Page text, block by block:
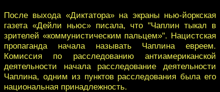
После выхода «Диктатора» на экраны нью-йоркская
газета «Дейли ньюс» писала, что "Чаплин тыкал в
зрителей «коммунистическим пальцем»". Нацистская
пропаганда начала называть Чаплина евреем.
Комиссия по расследованию антиамериканской
деятельности начала расследование деятельности
Чаплина, одним из пунктов расследования была его
национальная принадлежность.